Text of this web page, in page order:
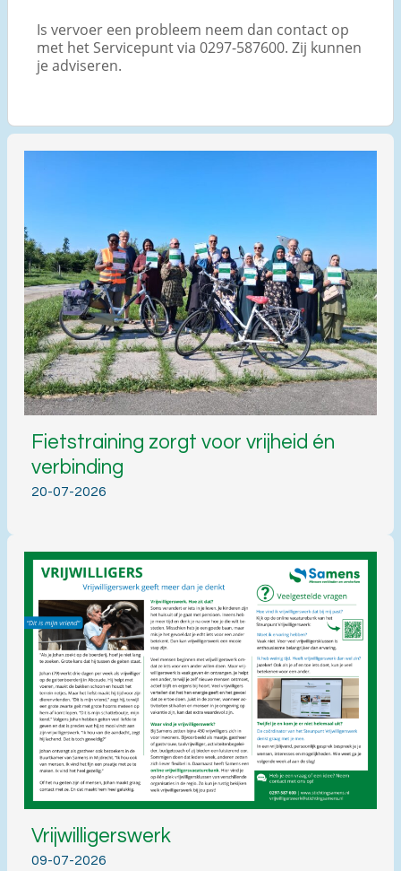
Is vervoer een probleem neem dan contact op
met het Servicepunt via 0297-587600. Zij kunnen
je adviseren.
Fietstraining zorgt voor vrijheid én
verbinding
20-07-2026
Vrijwilligerswerk
09-07-2026